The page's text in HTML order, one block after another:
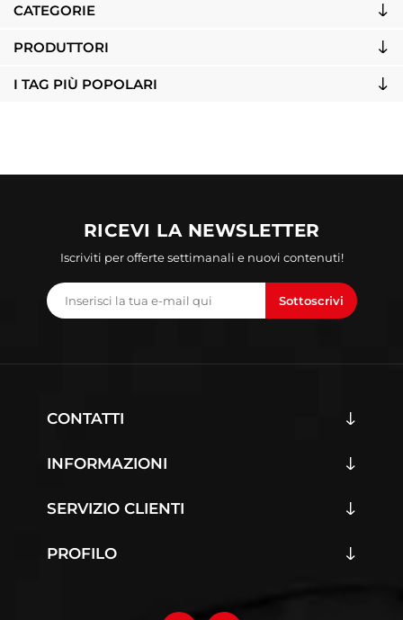
CATEGORIE
PRODUTTORI
I TAG PIÙ POPOLARI
RICEVI LA NEWSLETTER
Iscriviti per offerte settimanali e nuovi contenuti!
Sottoscrivi
CONTATTI
INFORMAZIONI
SERVIZIO CLIENTI
PROFILO